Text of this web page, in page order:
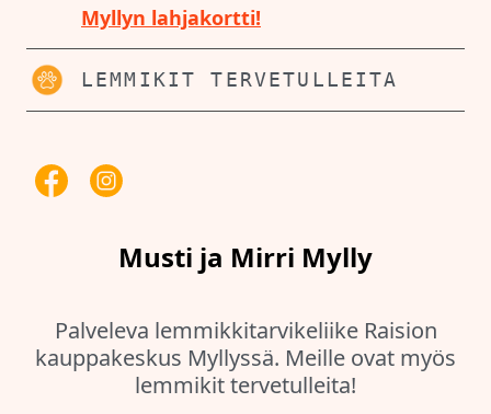
Myllyn lahjakortti!
LEMMIKIT TERVETULLEITA
Musti ja Mirri Mylly
Palveleva lemmikkitarvikeliike Raision
kauppakeskus Myllyssä. Meille ovat myös
lemmikit tervetulleita!